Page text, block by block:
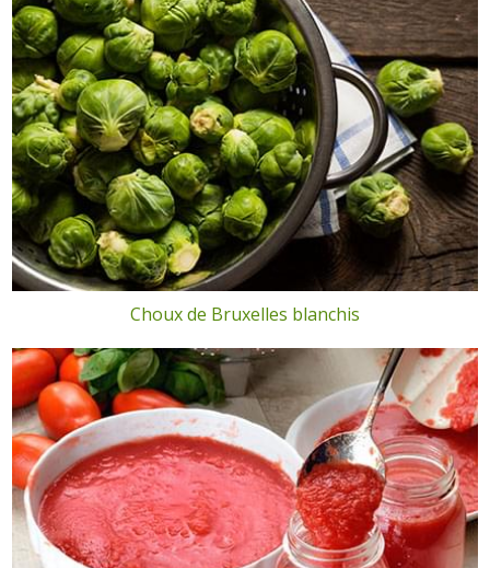
Choux de Bruxelles blanchis